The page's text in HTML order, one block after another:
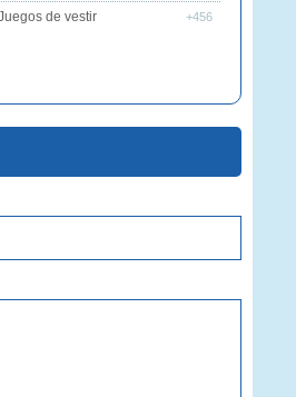
de vestir +456